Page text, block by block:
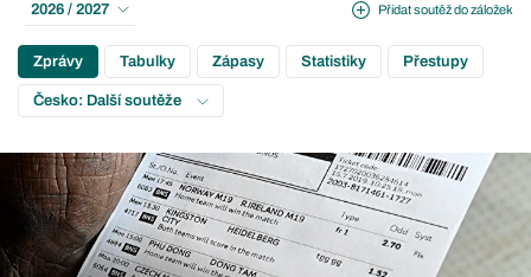
Přidat soutěž do záložek
2026 / 2027
Zprávy Tabulky Zápasy Statistiky Přestupy
Česko: Další soutěže